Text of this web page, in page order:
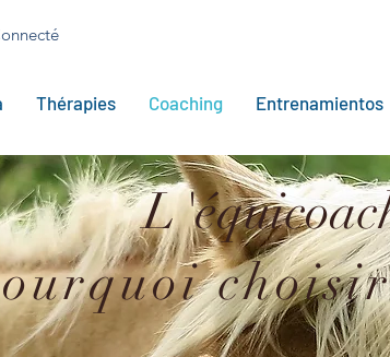
Thérapies Coaching Entrenamientos
L